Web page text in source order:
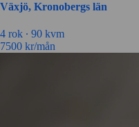
Växjö, Kronobergs län
4 rok ∙ 90 kvm
7500 kr/mån